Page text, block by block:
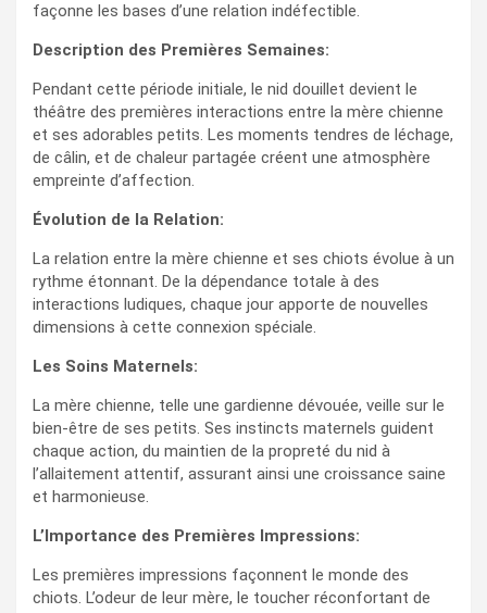
façonne les bases d’une relation indéfectible.
Description des Premières Semaines:
Pendant cette période initiale, le nid douillet devient le
théâtre des premières interactions entre la mère chienne
et ses adorables petits. Les moments tendres de léchage,
de câlin, et de chaleur partagée créent une atmosphère
empreinte d’affection.
Évolution de la Relation:
La relation entre la mère chienne et ses chiots évolue à un
rythme étonnant. De la dépendance totale à des
interactions ludiques, chaque jour apporte de nouvelles
dimensions à cette connexion spéciale.
Les Soins Maternels:
La mère chienne, telle une gardienne dévouée, veille sur le
bien-être de ses petits. Ses instincts maternels guident
chaque action, du maintien de la propreté du nid à
l’allaitement attentif, assurant ainsi une croissance saine
et harmonieuse.
L’Importance des Premières Impressions:
Les premières impressions façonnent le monde des
chiots. L’odeur de leur mère, le toucher réconfortant de